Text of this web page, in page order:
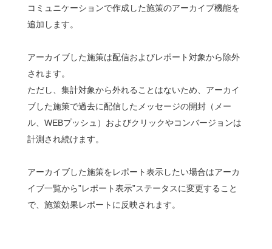
コミュニケーションで作成した施策のアーカイブ機能を
追加します。
アーカイブした施策は配信およびレポート対象から除外
されます。
ただし、集計対象から外れることはないため、アーカイ
ブした施策で過去に配信したメッセージの開封（メー
ル、WEBプッシュ）およびクリックやコンバージョンは
計測され続けます。
アーカイブした施策をレポート表示したい場合はアーカ
イブ一覧から”レポート表示”ステータスに変更すること
で、施策効果レポートに反映されます。